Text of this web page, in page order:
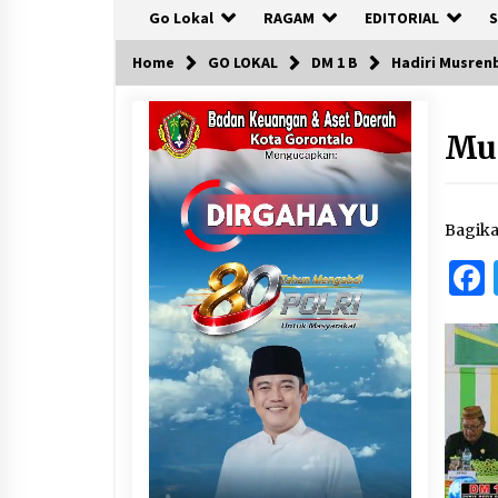
Go Lokal RAGAM EDITORIAL
Home GO LOKAL DM 1 B Hadiri